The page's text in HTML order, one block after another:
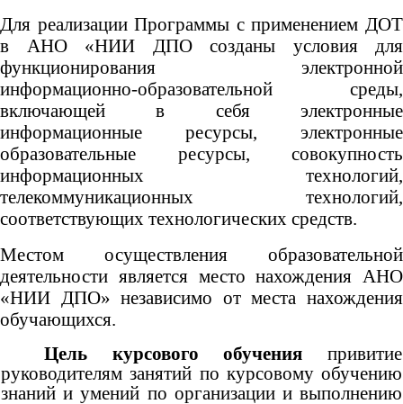
Для реализации Программы с применением ДОТ
в АНО «НИИ ДПО созданы условия для
функционирования электронной
информационно-образовательной среды,
включающей в себя электронные
информационные ресурсы, электронные
образовательные ресурсы, совокупность
информационных технологий,
телекоммуникационных технологий,
соответствующих технологических средств.
Местом осуществления образовательной
деятельности является место нахождения АНО
«НИИ ДПО» независимо от места нахождения
обучающихся.
Цель курсового обучения привитие
руководителям занятий по курсовому обучению
знаний и умений по организации и выполнению